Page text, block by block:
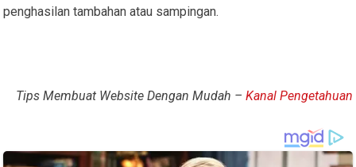
penghasilan tambahan atau sampingan.
Tips Membuat Website Dengan Mudah – Kanal Pengetahuan